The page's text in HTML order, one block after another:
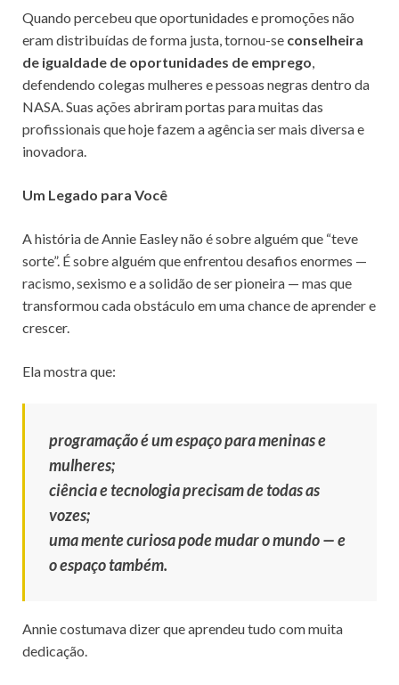
Quando percebeu que oportunidades e promoções não
eram distribuídas de forma justa, tornou-se conselheira
de igualdade de oportunidades de emprego,
defendendo colegas mulheres e pessoas negras dentro da
NASA. Suas ações abriram portas para muitas das
profissionais que hoje fazem a agência ser mais diversa e
inovadora.
Um Legado para Você
A história de Annie Easley não é sobre alguém que “teve
sorte”. É sobre alguém que enfrentou desafios enormes —
racismo, sexismo e a solidão de ser pioneira — mas que
transformou cada obstáculo em uma chance de aprender e
crescer.
Ela mostra que:
programação é um espaço para meninas e
mulheres;
ciência e tecnologia precisam de todas as
vozes;
uma mente curiosa pode mudar o mundo — e
o espaço também.
Annie costumava dizer que aprendeu tudo com muita
dedicação.